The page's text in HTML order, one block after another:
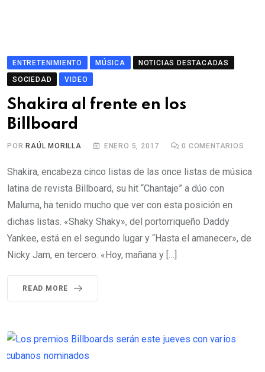
ENTRETENIMIENTO MÚSICA
NOTICIAS DESTACADAS
SOCIEDAD
VIDEO
Shakira al frente en los
Billboard
POR RAÚL MORILLA ENERO 5, 2017 0 COMENTARIOS
Shakira, encabeza cinco listas de las once listas de música
latina de revista Billboard, su hit “Chantaje” a dúo con
Maluma, ha tenido mucho que ver con esta posición en
dichas listas. «Shaky Shaky», del portorriqueño Daddy
Yankee, está en el segundo lugar y “Hasta el amanecer», de
Nicky Jam, en tercero. «Hoy, mañana y […]
READ MORE